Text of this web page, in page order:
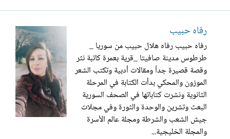
رفاه حبيب
رفاه حبيب رفاه هلال حبيب من سوريا _
طرطوس مدينة صافيتا _قرية بعمرة كاتبة نثر
وقصة قصيرة جداً ومقالات أدبية وتكتب الشعر
الموزون والمحكي بدأت الكتابة في المرحلة
الثانوية ونشرت كتاباتها في الصحف السورية
البعث وتشرين والوحدة والثورة وفي مجلات
جيش الشعب والشرطة ومجلة عالم الأسرة
والمجلة الخليجية...